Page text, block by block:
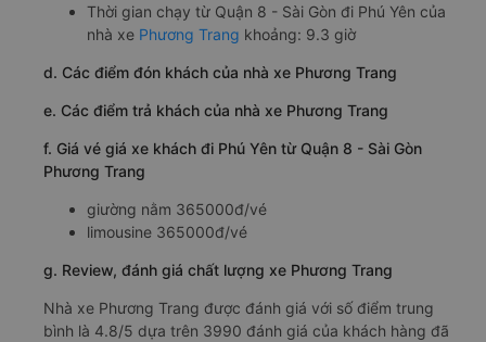
Thời gian chạy từ Quận 8 - Sài Gòn đi Phú Yên của
nhà xe Phương Trang khoảng: 9.3 giờ
d. Các điểm đón khách của nhà xe Phương Trang
e. Các điểm trả khách của nhà xe Phương Trang
f. Giá vé giá xe khách đi Phú Yên từ Quận 8 - Sài Gòn
Phương Trang
giường nằm 365000đ/vé
limousine 365000đ/vé
g. Review, đánh giá chất lượng xe Phương Trang
Nhà xe Phương Trang được đánh giá với số điểm trung
bình là 4.8/5 dựa trên 3990 đánh giá của khách hàng đã